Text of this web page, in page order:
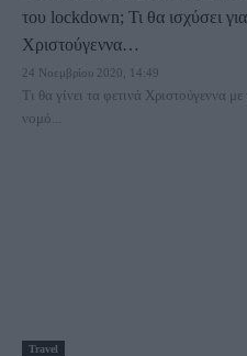
του lockdown; Τι θα ισχύσει
Χριστούγεννα…
24 Νοεμβρίου 2020, 14:49
Τι θα γίνει τα φετινά Χριστούγεννα
νομό...
Travel